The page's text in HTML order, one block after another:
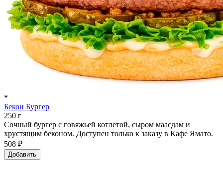
*
Бекон Бургер
250 г
Сочный бургер с говяжьей котлетой, сыром маасдам и
хрустящим беконом. Доступен только к заказу в Кафе Ямато.
508 ₽
Добавить